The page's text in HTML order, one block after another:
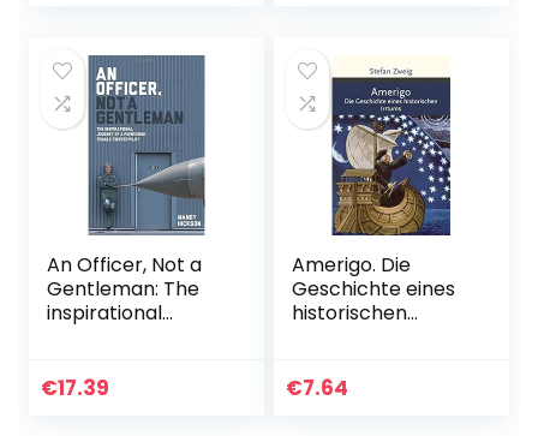
An Officer, Not a
Gentleman: The
inspirational
fighter pilot
€17.39
Amerigo. Die
Geschichte eines
historischen
€7.64